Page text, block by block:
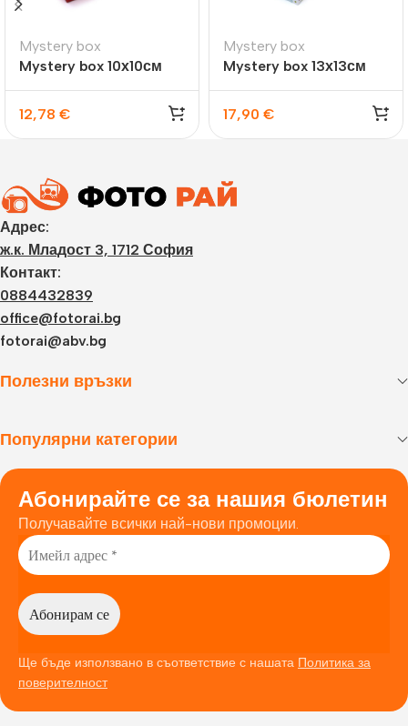
Mystery box
Mystery box 10х10см
12,78 €
Mystery box
Mystery box 13х13см
17,90 €
Адрес:
ж.к. Младост 3, 1712 София
Контакт:
0884432839
office@fotorai.bg
fotorai@abv.bg
Полезни връзки
Популярни категории
Абонирайте се за нашия бюлетин
Получавайте всички най-нови промоции.
Ще бъде използвано в съответствие с нашата Политика за
поверителност